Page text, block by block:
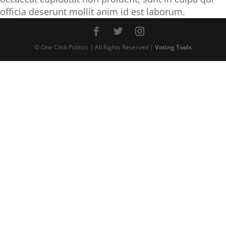
officia deserunt mollit anim id est laborum.
© One Click Politics | All Rights Reserved | Voting Tools